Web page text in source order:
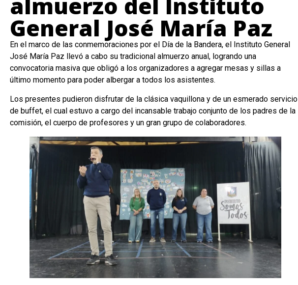
General José María Paz
En el marco de las conmemoraciones por el Día de la Bandera, el Instituto General
José María Paz llevó a cabo su tradicional almuerzo anual, logrando una
convocatoria masiva que obligó a los organizadores a agregar mesas y sillas a
último momento para poder albergar a todos los asistentes.
Los presentes pudieron disfrutar de la clásica vaquillona y de un esmerado servicio
de buffet, el cual estuvo a cargo del incansable trabajo conjunto de los padres de la
comisión, el cuerpo de profesores y un gran grupo de colaboradores.